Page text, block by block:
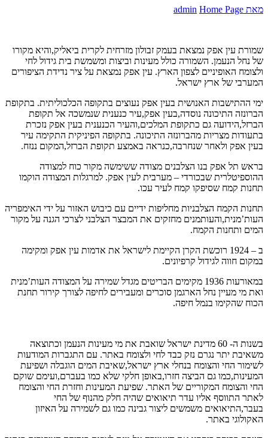
מאת admin Home Page
שמורת עין אפק נמצאת בעמק זבולון מזרחית לקרית ביאליק,והיא מקורו
של נחל הנעמן. השמורה כולל מעינות וביצות ומשמשת בית גידול לחי
ולצומח האופיניים לצפון הארץ. עין אפק נמצאת על ציר נדידת הציפורים
המערבי של ארץ ישראל.
ימי ההתישבות האנושית בעין אפק נעוצים בתקופה הכלכוליתית. בתקופת
הברונזה התיכונה נוסדה,בעין אפק,עיר כנענית שנמשכה אל תקופת
הברזל,הידועה גם כתקופת המלכים,והעיר הכנענית בעין אפק נזכרת
בתעודות מצריות מהברונזה התיכונה. בתקופה הפיניקית התקימה עיר
בעין אפק ולאחר שנחרבה,כנראה באמצע תקופת הברזל,המקום ננזח.
בראש תל אפק בנו הצלבנים מצודה ששימשה מקור כוח למצודה
ההוספיטלרית שבכורדי – מערבית לעין אפק. למרגלות המצודה הוקמו
תחנות קמח שסיפקו קמח לעיר עכו.
תחנות הקמח הצלבניות מחליפות ידיים עם כיבוש האזור על ידי האימפריה
העות’מנית,והעותמנים מחזקים את המבצר הצלבני לצרכי הגנה על מקור
המים ותחנות הקמח.
ב – 1924 רוכשת הקרן הקיימת לישראל את אדמות עין אפק ומקימה
במקום חווה לגידול קרפיונים.
במאורעות 1936 מקימים הבריטים מגדל שמירה על המצודה העות’מנית
ואת מי מעיין נחל הארגמן סוכרים ומעבירים לחיפה לצורך קירור תחנת
הכוח שהקימו בנמל חיפה.
בשנות ה- 60 מדינת ישראל שואבת את מי מעינות הנעמן וכתוצאה
משאיבת יתר נגרם נזק כבד לחי ולצומח באתר. עם התגברות המודעות
לשימור החי והצומח בנחלי ארץ ישראל,שאיבת המים הוגבלה ושפיעת
המעינות,כמו גם הביצה חזרו,באופן חלקי שלא כמו בעברם,ועימם שוקם
החי והצומח המקוריים של האתר. שפיעת המעינות וחזרת החי והצומח
לאתר התווסף אליו עדר תיאואים שהיה חלק מהנוף של החי
בעבר,התיאואים משמשים ליצור גבינה כמו גם לשמירה על האיזון
האקולוגי באתר.